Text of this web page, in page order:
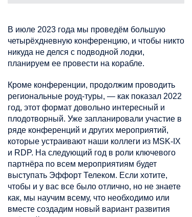
В июле 2023 года мы проведём большую
четырёхдневную конференцию, и чтобы никто
никуда не делся с подводной лодки,
планируем ее провести на корабле.
Кроме конференции, продолжим проводить
региональные роуд-туры, — как показал 2022
год, этот формат довольно интересный и
плодотворный. Уже запланировали участие в
ряде конференций и других мероприятий,
которые устраивают наши коллеги из MSK-IX
и RDP. На следующий год в роли ключевого
партнёра по всем мероприятиям будет
выступать Эффорт Телеком. Если хотите,
чтобы и у вас все было отлично, но не знаете
как, мы научим всему, что необходимо или
вместе создадим новый вариант развития